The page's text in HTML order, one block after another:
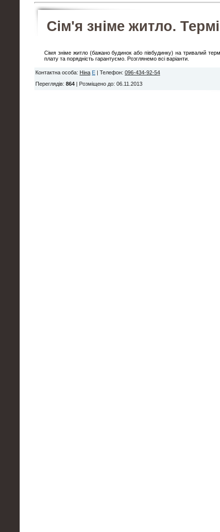
Сім'я зніме житло.
Сімя зніме житло (бажано будинок або півбудинку) на тривалий
плату та порядність гарантуємо. Розглянемо всі варіанти.
Контактна особа: Ніна E Телефон: 096-434-92-54
Переглядів: 864 Розміщено до: 06.11.2013